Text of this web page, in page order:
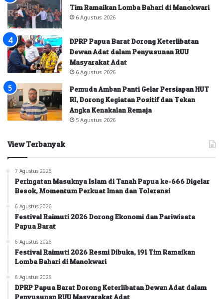
Tim Ramaikan Lomba Bahari di Manokwari
6 Agustus 2026
DPRP Papua Barat Dorong Keterlibatan
Dewan Adat dalam Penyusunan RUU
Masyarakat Adat
6 Agustus 2026
Pemuda Amban Panti Gelar Persiapan HUT
RI, Dorong Kegiatan Positif dan Tekan
Angka Kenakalan Remaja
5 Agustus 2026
View Terbanyak
7 Agustus 2026
Peringatan Masuknya Islam di Tanah Papua ke-666 Digelar
Besok, Momentum Perkuat Iman dan Toleransi
6 Agustus 2026
Festival Raimuti 2026 Dorong Ekonomi dan Pariwisata
Papua Barat
6 Agustus 2026
Festival Raimuti 2026 Resmi Dibuka, 191 Tim Ramaikan
Lomba Bahari di Manokwari
6 Agustus 2026
DPRP Papua Barat Dorong Keterlibatan Dewan Adat dalam
Penyusunan RUU Masyarakat Adat